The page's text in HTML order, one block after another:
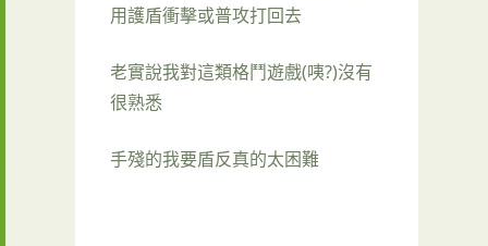
用護盾衝擊或普攻打回去
老實說我對這類格鬥遊戲(咦?)沒有
很熟悉
手殘的我要盾反真的太困難